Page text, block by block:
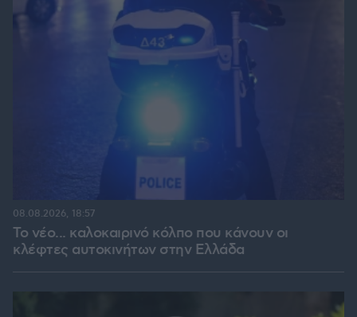
Το νέο... καλοκαιρινό κόλπο που κάνουν οι
κλέφτες αυτοκινήτων στην Ελλάδα
08.08.2026, 18:57